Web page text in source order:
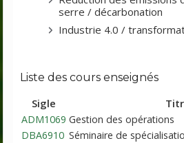
serre / décarbonation
Industrie 4.0 /
Liste des cours enseignés
Sigle
ADM1069 Gestion des opérations
DBA6910 Séminaire de